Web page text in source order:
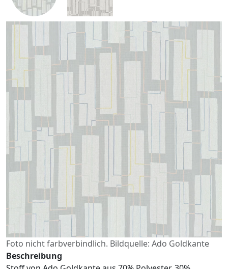
Foto nicht farbverbindlich. Bildquelle: Ado Goldkante
Beschreibung